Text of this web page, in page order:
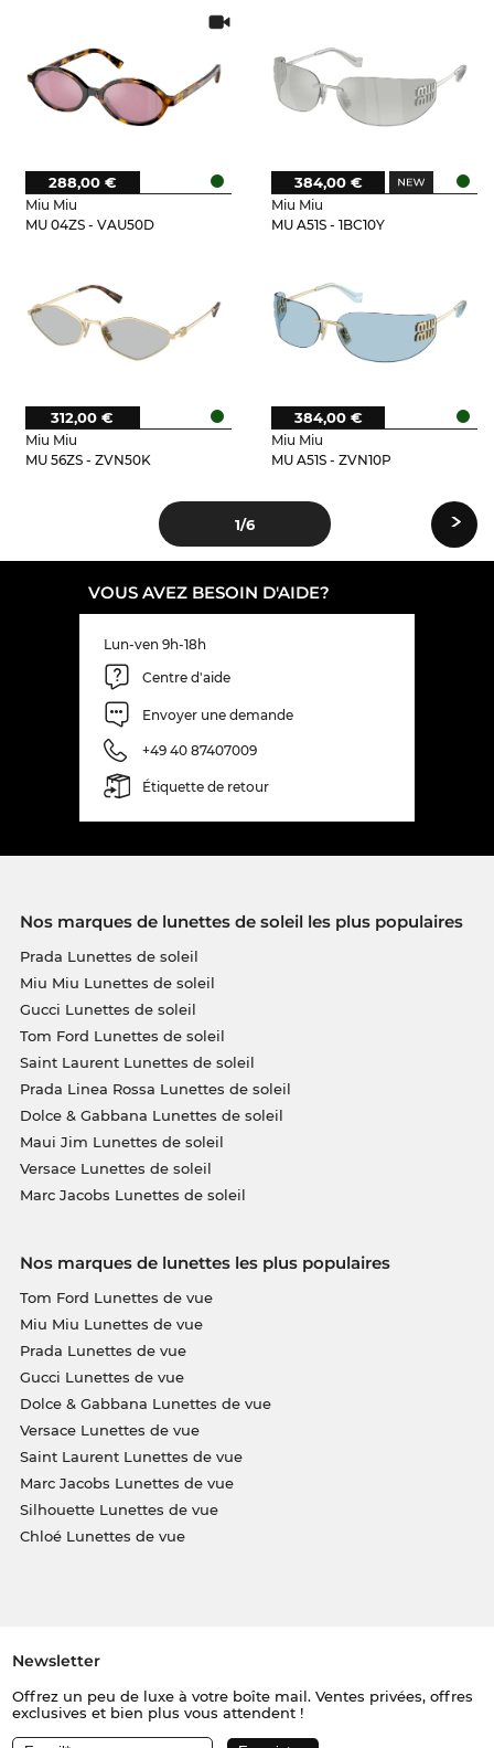
Miu Miu
MU 04ZS - VAU50D
288,00 €
Miu Miu
MU A51S - 1BC10Y
384,00 €
Miu Miu
MU 56ZS - ZVN50K
312,00 €
Miu Miu
MU A51S - ZVN10P
384,00 €
1/6 ›
VOUS AVEZ BESOIN D'AIDE?
Lun-ven 9h-18h
Centre d'aide
Envoyer une demande
+49 40 87407009
Étiquette de retour
Nos marques de lunettes de soleil les plus populaires
Prada Lunettes de soleil
Miu Miu Lunettes de soleil
Gucci Lunettes de soleil
Tom Ford Lunettes de soleil
Saint Laurent Lunettes de soleil
Prada Linea Rossa Lunettes de soleil
Dolce & Gabbana Lunettes de soleil
Maui Jim Lunettes de soleil
Versace Lunettes de soleil
Marc Jacobs Lunettes de soleil
Nos marques de lunettes les plus populaires
Tom Ford Lunettes de vue
Miu Miu Lunettes de vue
Prada Lunettes de vue
Gucci Lunettes de vue
Dolce & Gabbana Lunettes de vue
Versace Lunettes de vue
Saint Laurent Lunettes de vue
Marc Jacobs Lunettes de vue
Silhouette Lunettes de vue
Chloé Lunettes de vue
Newsletter
Offrez un peu de luxe à votre boîte mail. Ventes privées, offres
exclusives et bien plus vous attendent !